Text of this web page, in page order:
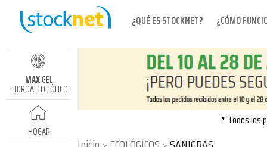
¿QUÉ ES STOCKNET? ¿CÓMO
MAXGEL
HIDROALCOHÓLICO
HOGAR
* Todos los